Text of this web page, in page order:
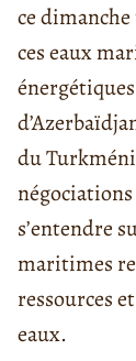
ce
ces eaux
du
s’entendre
maritimes
ressources
eaux.